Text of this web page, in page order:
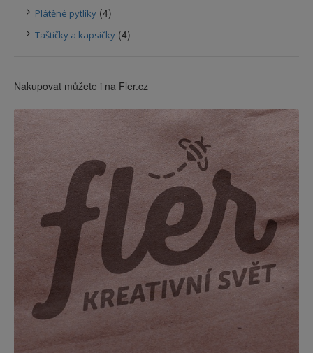
Plátěné pytlíky (4)
Taštičky a kapsičky (4)
Nakupovat můžete i na Fler.cz